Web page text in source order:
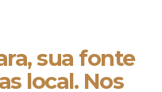
sua fonte
local. Nos